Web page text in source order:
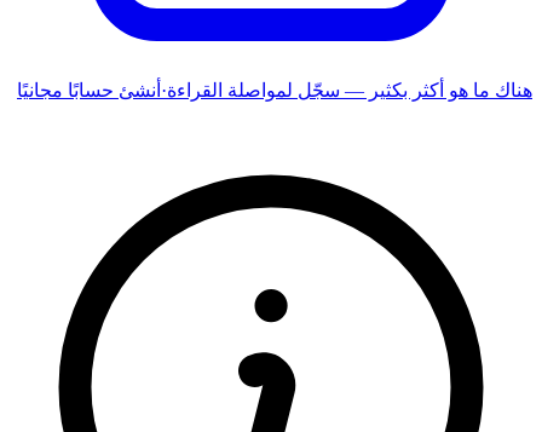
هناك ما هو أكثر بكثير — سجّل لمواصلة القراءة· أنشئ حسابًا مجانيًا